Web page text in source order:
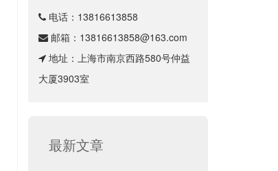
电话： 13816613858
邮箱： 13816613858@163.com
地址：上海市南京西路580号仲益
大厦3903室
最新文章